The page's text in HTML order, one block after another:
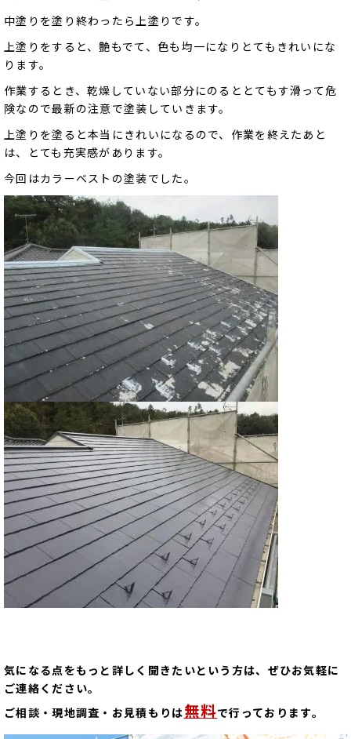
中塗りを塗り終わったら上塗りです。
上塗りをすると、艶もでて、色も均一になりとてもきれいにな
ります。
作業するとき、乾燥していない部分にのるととてもす滑って危
険なので最新の注意で塗装していきます。
上塗りを塗ると本当にきれいになるので、作業を終えたあと
は、とても充実感があります。
今回はカラーベストの塗装でした。
気になる点をもっと詳しく聞きたいという方は、ぜひお気軽に
ご連絡ください。
ご相談・現地調査・お見積もりは無料で行っております。